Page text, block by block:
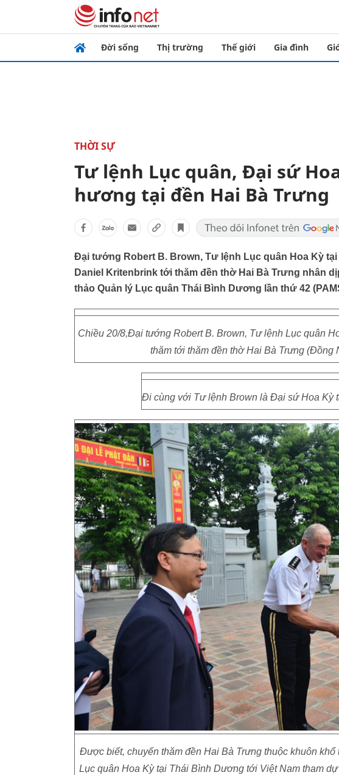
Đời sống Thị trường Thế giới Gia đình
THỜI SỰ
Tư lệnh Lục quân, Đại sứ
hương tại đền Hai Bà Trưng
Đại tướng Robert B. Brown, Tư lệnh Lục quân Hoa Kỳ
Daniel Kritenbrink tới thăm đền thờ Hai Bà Trưng nhân
thảo Quản lý Lục quân Thái Bình Dương lần thứ 42
Chiều 20/8,Đại tướng Robert B. Brown, Tư lệnh Lục quân
thăm tới thăm đền thờ Hai Bà Trưng (Đồng
Đi cùng với Tư lệnh Brown là Đại sứ Hoa Kỳ
Được biết, chuyến thăm đền Hai Bà Trưng thuộc khuôn
Lục quân Hoa Kỳ tại Thái Bình Dương tới Việt Nam tham